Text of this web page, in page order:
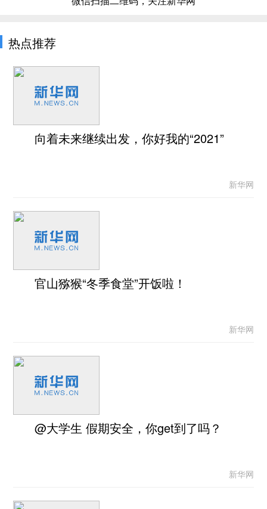
热点推荐
向着未来继续出发，你好我的“2021”
新华网
官山猕猴“冬季食堂”开饭啦！
新华网
@大学生 假期安全，你get到了吗？
新华网